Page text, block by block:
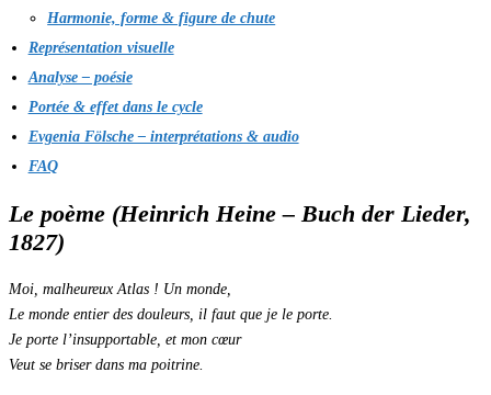
Harmonie, forme & figure de chute
Représentation visuelle
Analyse – poésie
Portée & effet dans le cycle
Evgenia Fölsche – interprétations & audio
FAQ
Le poème (Heinrich Heine – Buch der Lieder,
1827)
Moi, malheureux Atlas ! Un monde,
Le monde entier des douleurs, il faut que je le porte.
Je porte l’insupportable, et mon cœur
Veut se briser dans ma poitrine.